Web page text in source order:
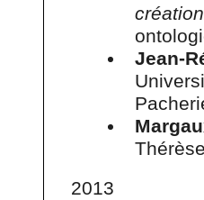
Jean-
2013